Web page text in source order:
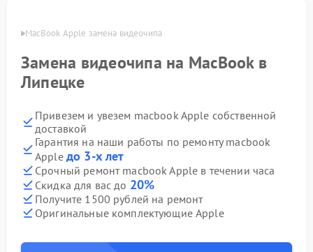
MacBook Apple замена видеочипа
Замена видеочипа на MacBook в
Липецке
Привезем и увезем macbook Apple собственной
доставкой
Гарантия на наши работы по ремонту macbook
Apple до 3-х лет
Срочный ремонт macbook Apple в течении часа
Скидка для вас до 20%
Получите 1500 рублей на ремонт
Оригинальные комплектующие Apple